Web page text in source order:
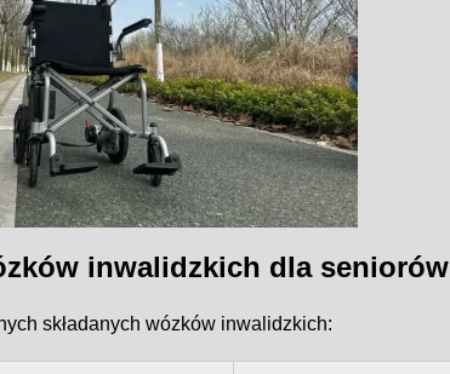
inwalidzkich dla seniorów
składanych wózków inwalidzkich: